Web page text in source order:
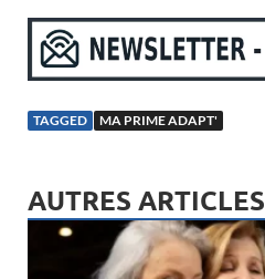
TAGGED MA PRIME ADAPT'
AUTRES ARTICLES